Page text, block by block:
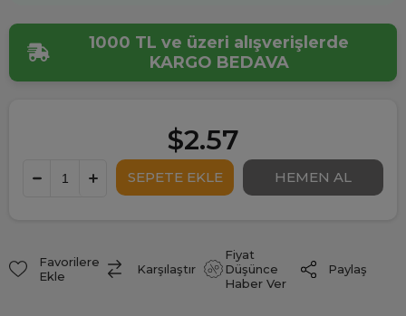
1000 TL ve üzeri alışverişlerde
KARGO BEDAVA
$2.57
Favorilere
Ekle
Karşılaştır
Fiyat
Düşünce
Haber Ver
Paylaş